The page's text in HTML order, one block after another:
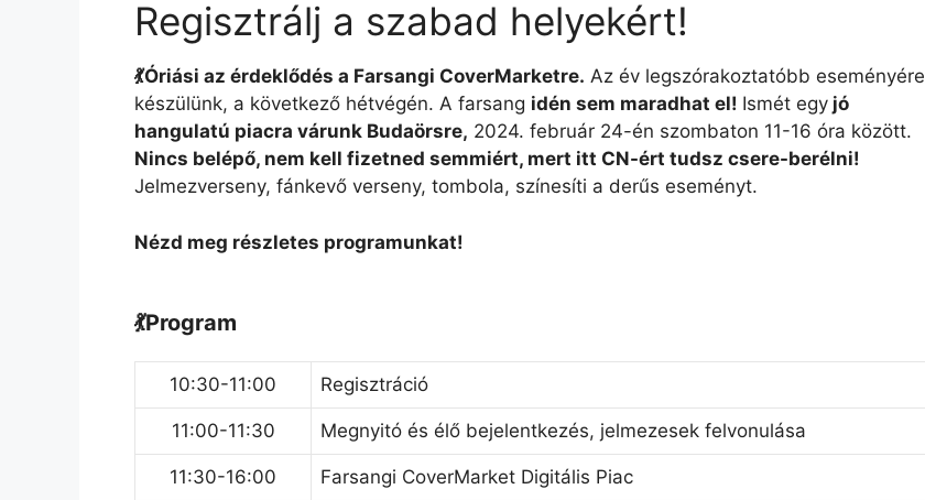
Regisztrálj a szabad helyekért!
💃Óriási az érdeklődés a Farsangi CoverMarketre. Az év legszórakoztatóbb eseményére
készülünk, a következő hétvégén. A farsang idén sem maradhat el! Ismét egy jó
hangulatú piacra várunk Budaörsre, 2024. február 24-én szombaton 11-16 óra között.
Nincs belépő, nem kell fizetned semmiért, mert itt CN-ért tudsz csere-berélni!
Jelmezverseny, fánkevő verseny, tombola, színesíti a derűs eseményt.
Nézd meg részletes programunkat!
💃Program
10:30-11:00 Regisztráció
11:00-11:30 Megnyitó és élő bejelentkezés, jelmezesek felvonulása
11:30-16:00 Farsangi CoverMarket Digitális Piac